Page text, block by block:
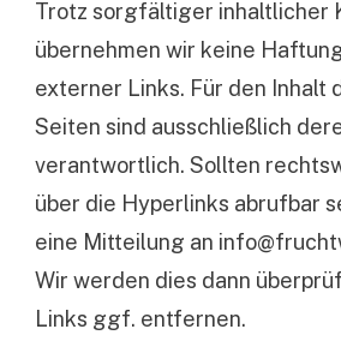
Trotz sorgfältiger inhaltlicher
übernehmen wir keine
externer Links. Für den Inhalt
Seiten sind ausschließlich
verantwortlich. Sollten
über die Hyperlinks abrufbar
eine Mitteilung an
Wir werden dies dann
Links ggf. entfernen.